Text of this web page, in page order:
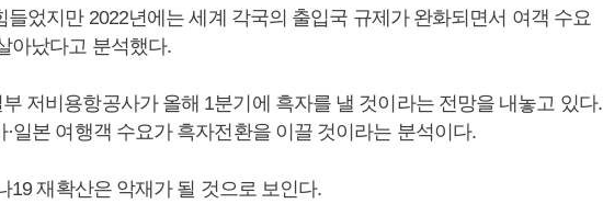
들었지만 2022년에는 세계 각국의 출입국 규제가 완화되면서 여객 수요
아났다고 분석했다.
저비용항공사가 올해 1분기에 흑자를 낼 것이라는 전망을 내놓고 있다.
일본 여행객 수요가 흑자전환을 이끌 것이라는 분석이다.
19 재확산은 악재가 될 것으로 보인다.